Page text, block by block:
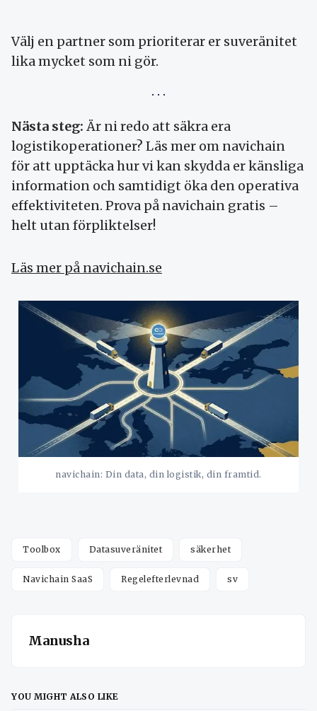
Välj en partner som prioriterar er suveränitet
lika mycket som ni gör.
Nästa steg: Är ni redo att säkra era
logistikoperationer? Läs mer om navichain
för att upptäcka hur vi kan skydda er känsliga
information och samtidigt öka den operativa
effektiviteten. Prova på navichain gratis –
helt utan förpliktelser!
Läs mer på navichain.se
navichain: Din data, din logistik, din framtid.
Toolbox Datasuveränitet säkerhet
Navichain SaaS Regelefterlevnad sv
Manusha
YOU MIGHT ALSO LIKE